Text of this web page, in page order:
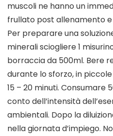
muscoli ne hanno un
frullato post allenamento
Per preparare una
minerali sciogliere 1
borraccia da 500ml. Bere
durante lo sforzo, in
15 – 20 minuti. Consumare
conto dell’intensità
ambientali. Dopo la
nella giornata d’impiego.